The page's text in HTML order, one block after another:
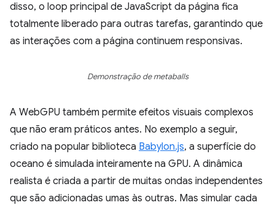
disso, o loop principal de JavaScript da página fica
totalmente liberado para outras tarefas, garantindo que
as interações com a página continuem responsivas.
Demonstração de metaballs
A WebGPU também permite efeitos visuais complexos
que não eram práticos antes. No exemplo a seguir,
criado na popular biblioteca Babylon.js, a superfície do
oceano é simulada inteiramente na GPU. A dinâmica
realista é criada a partir de muitas ondas independentes
que são adicionadas umas às outras. Mas simular cada